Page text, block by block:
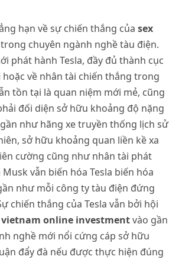
hạn về sự chiến thắng của sex
trong chuyên ngành nghề tàu điện.
phát hành Tesla, đầy đủ thành cục
về nhân tài chiến thắng trong
tồn tại là quan niệm mới mẻ, cũng
đối diện sở hữu khoảng độ nặng
như hãng xe truyền thống lịch sử
sở hữu khoảng quan liền kề xa
cường cũng như nhân tài phát
vẫn biến hóa Tesla biến hóa
như mỗi công ty tàu điện đứng
chiến thắng của Tesla vẫn bởi hội
vietnam online investmentvào gần
nghề mới nổi cứng cáp sở hữu
đẩy đà nếu được thực hiện đúng